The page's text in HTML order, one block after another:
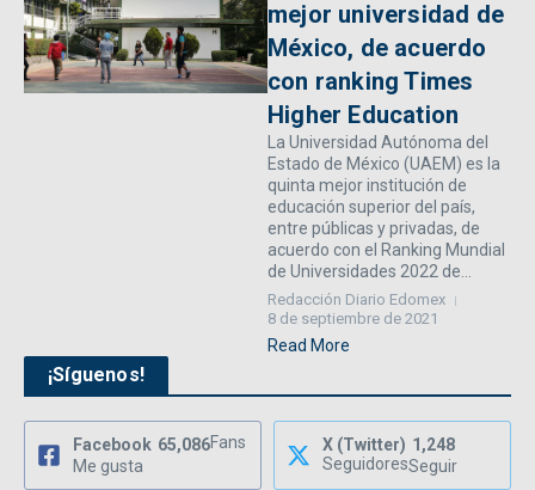
mejor universidad de
México, de acuerdo
con ranking Times
Higher Education
La Universidad Autónoma del
Estado de México (UAEM) es la
quinta mejor institución de
educación superior del país,
entre públicas y privadas, de
acuerdo con el Ranking Mundial
de Universidades 2022 de...
Redacción Diario Edomex
8 de septiembre de 2021
Read More
¡Síguenos!
Facebook 65,086Fans
Me gusta
X (Twitter) 1,248
SeguidoresSeguir